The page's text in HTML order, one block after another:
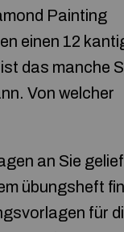
Painting
einen 12
das manche
Von welcher
an Sie
übungsheft
für